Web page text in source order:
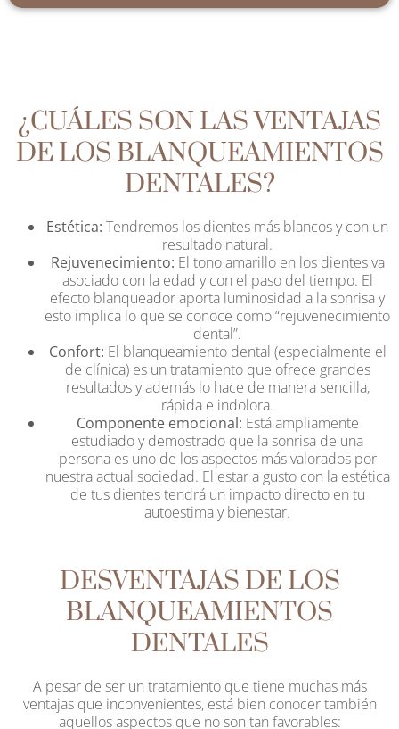
¿CUÁLES SON LAS VENTAJAS
DE LOS BLANQUEAMIENTOS
DENTALES?
Estética: Tendremos los dientes más blancos y con un
resultado natural.
Rejuvenecimiento: El tono amarillo en los dientes va
asociado con la edad y con el paso del tiempo. El
efecto blanqueador aporta luminosidad a la sonrisa y
esto implica lo que se conoce como “rejuvenecimiento
dental”.
Confort: El blanqueamiento dental (especialmente el
de clínica) es un tratamiento que ofrece grandes
resultados y además lo hace de manera sencilla,
rápida e indolora.
Componente emocional: Está ampliamente
estudiado y demostrado que la sonrisa de una
persona es uno de los aspectos más valorados por
nuestra actual sociedad. El estar a gusto con la estética
de tus dientes tendrá un impacto directo en tu
autoestima y bienestar.
DESVENTAJAS DE LOS
BLANQUEAMIENTOS
DENTALES
A pesar de ser un tratamiento que tiene muchas más
ventajas que inconvenientes, está bien conocer también
aquellos aspectos que no son tan favorables: